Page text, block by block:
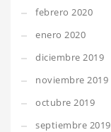
febrero 2020
enero 2020
diciembre 2019
noviembre 2019
octubre 2019
septiembre 2019